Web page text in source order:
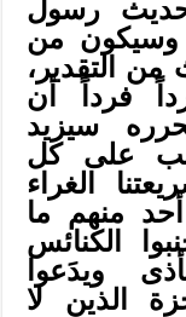
حديث رسول
وسيكون من
من التقدير،
فرداً أن
سيزيد
على كل
الغراء
منهم ما
الكنائس
ويدَعوا
الذين لا